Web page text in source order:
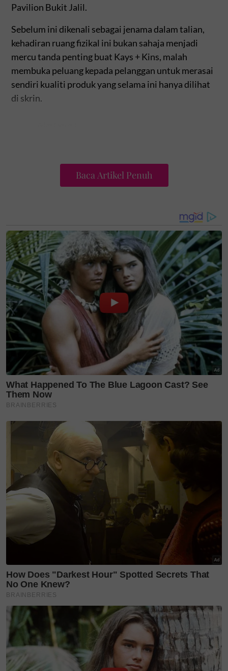
Pavilion Bukit Jalil.
Sebelum ini dikenali sebagai jenama dalam talian,
kehadiran ruang fizikal ini bukan sahaja menjadi
mercu tanda penting buat Kays + Kins, malah
membuka peluang kepada pelanggan untuk merasai
sendiri kualiti produk yang selama ini hanya dilihat
di skrin.
Dikenali dengan rangkaian pakaian dan keperluan
bayi yang praktikal, Kays + Kins berjaya membina
komuniti tersendiri menerusi pendekatan yang
menitikberatkan keselesaan, kualiti dan reka bentuk
malar segar.
Mengambil kira iklim tropika Asia Tenggara yang
panas dan lembap, setiap helaian direka dengan
potongan santai menggunakan fabrik berudara yang
tidak melekat pada kulit—memberi ruang untuk si
kecil bergerak bebas dan kekal selesa sepanjang hari.
Kini, pengalaman itu diterjemahkan ke dalam dunia
nyata. Di butik ini, pelanggan boleh menyentuh
lukisan tangan, serta menikmati suasana membeli-
belah yang tenang dan bersifat peribadi, seiring
dengan identiti jenama yang ringkas tetapi elegan.
Menurut Pengasasnya, Karine Low, pembukaan
Baca Artikel Penuh